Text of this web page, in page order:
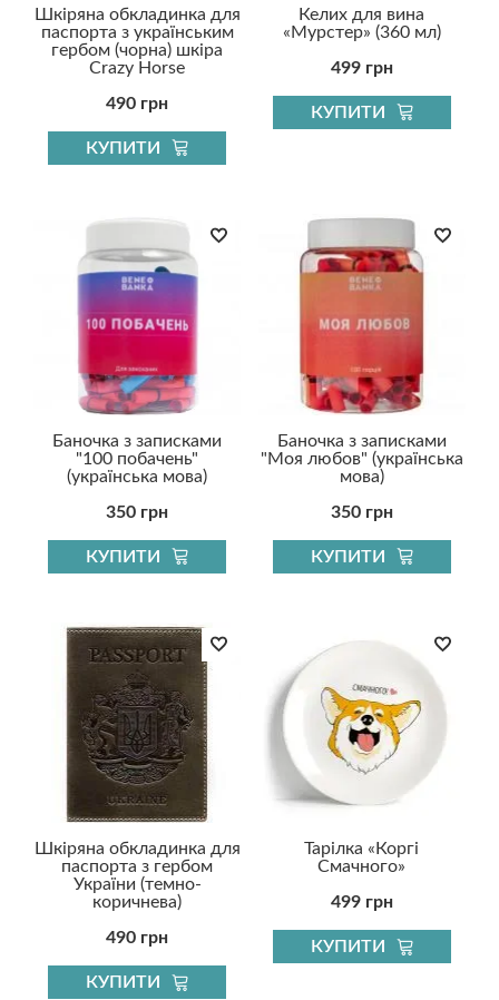
Шкіряна обкладинка для
паспорта з українським
гербом (чорна) шкіра
Crazy Horse
490 грн
КУПИТИ
Келих для вина
«Мурстер» (360 мл)
499 грн
КУПИТИ
Баночка з записками
"100 побачень"
(українська мова)
350 грн
КУПИТИ
Баночка з записками
"Моя любов" (українська
мова)
350 грн
КУПИТИ
Шкіряна обкладинка для
паспорта з гербом
України (темно-
коричнева)
490 грн
КУПИТИ
Тарілка «Коргі
Смачного»
499 грн
КУПИТИ